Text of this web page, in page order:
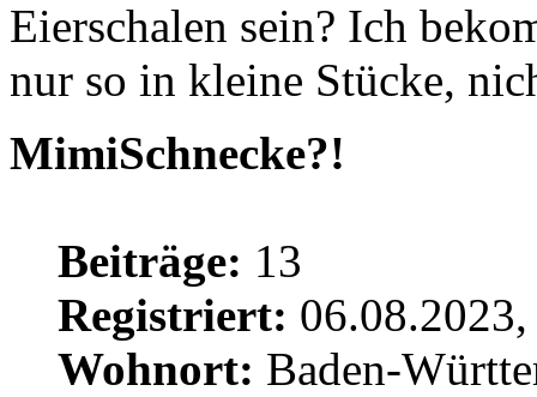
Eierschalen sein? Ich
nur so in kleine Stücke,
MimiSchnecke?!
Beiträge: 13
Registriert:
Wohnort: Baden-